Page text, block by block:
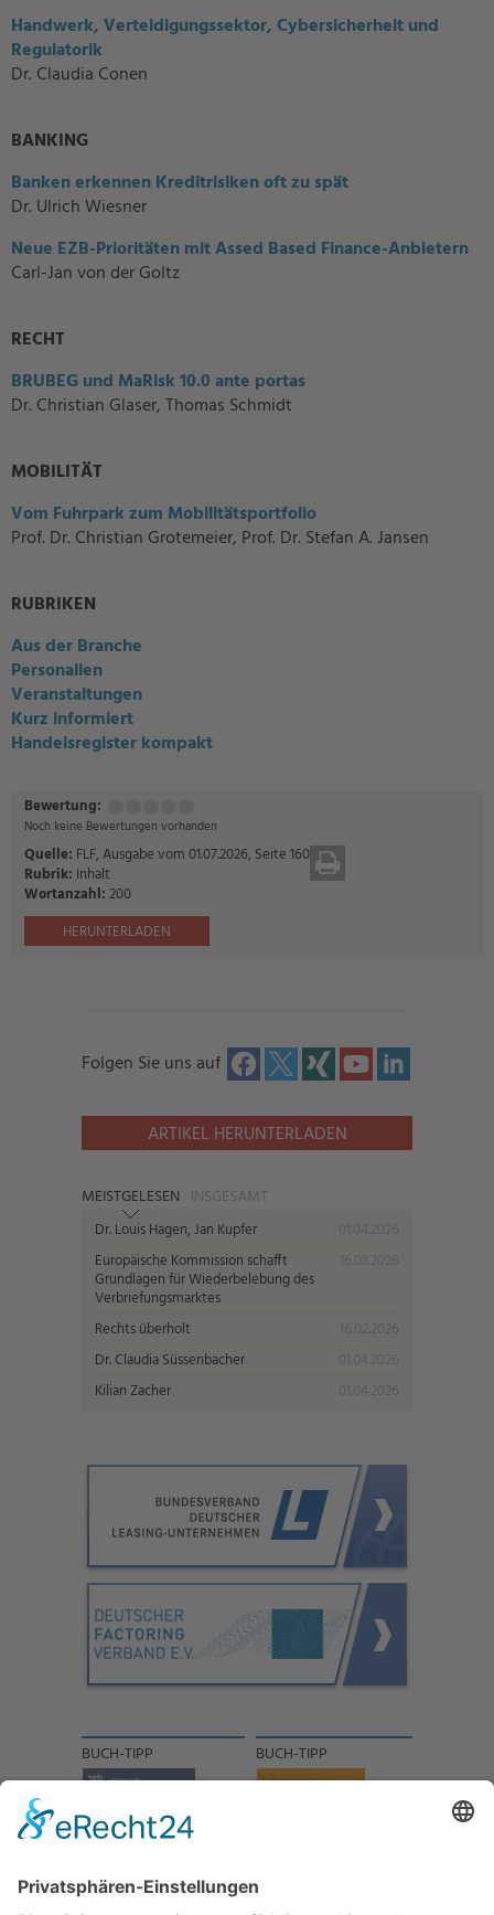
Handwerk, Verteidigungssektor, Cybersicherheit und
Regulatorik
Dr. Claudia Conen
BANKING
Banken erkennen Kreditrisiken oft zu spät
Dr. Ulrich Wiesner
Neue EZB-Prioritäten mit Assed Based Finance-Anbietern
Carl-Jan von der Goltz
RECHT
BRUBEG und MaRisk 10.0 ante portas
Dr. Christian Glaser, Thomas Schmidt
MOBILITÄT
Vom Fuhrpark zum Mobilitätsportfolio
Prof. Dr. Christian Grotemeier, Prof. Dr. Stefan A. Jansen
RUBRIKEN
Aus der Branche
Personalien
Veranstaltungen
Kurz informiert
Handelsregister kompakt
Bewertung:
(1
Punkt)
(2
Punkte)
(3
Punkte)
(4
Punkte)
gut
(5
Punkte)
Noch keine Bewertungen vorhanden
Quelle: FLF, Ausgabe vom 01.07.2026, Seite 160
Rubrik: Inhalt
Wortanzahl:200
HERUNTERLADEN
Folgen Sie uns auf
ARTIKEL HERUNTERLADEN
MEISTGELESEN INSGESAMT
Dr. Louis Hagen, Jan Kupfer
Europäische Kommission schafft
Grundlagen für Wiederbelebung des
Verbriefungsmarktes
Rechts überholt
Dr. Claudia Süssenbacher
Kilian Zacher
BUCH-TIPP BUCH-TIPP